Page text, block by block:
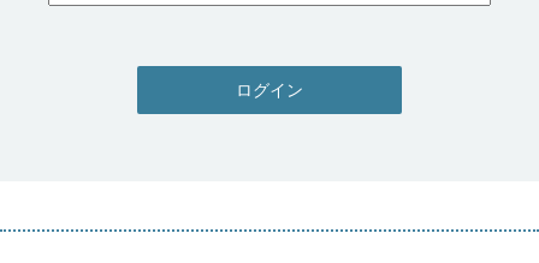
ログイン